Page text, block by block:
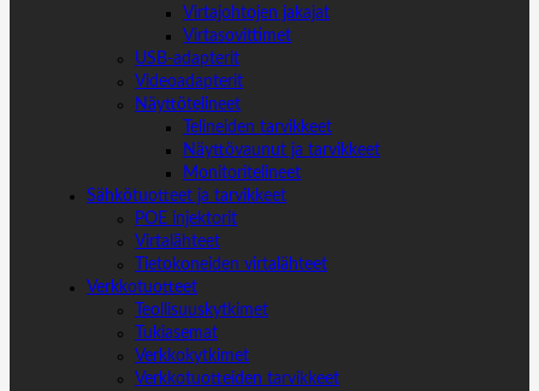
Virtajohtojen jakajat
Virtasovittimet
USB-adapterit
Videoadapterit
Näyttötelineet
Telineiden tarvikkeet
Näyttövaunut ja tarvikkeet
Monitoritelineet
Sähkötuotteet ja tarvikkeet
POE injektorit
Virtalähteet
Tietokoneiden virtalähteet
Verkkotuotteet
Teollisuuskytkimet
Tukiasemat
Verkkokytkimet
Verkkotuotteiden tarvikkeet